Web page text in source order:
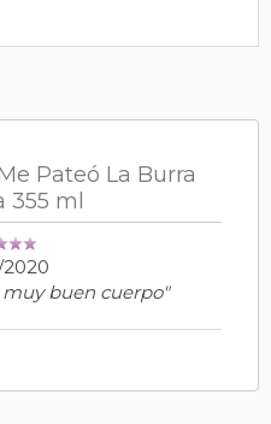
Pateó La Burra
355 ml
2020
muy buen cuerpo"